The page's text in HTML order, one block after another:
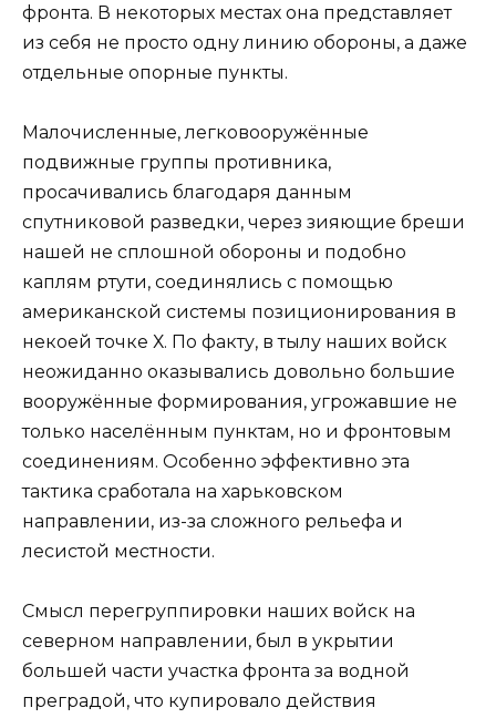
фронта. В некоторых местах она представляет
из себя не просто одну линию обороны, а даже
отдельные опорные пункты.
Малочисленные, легковооружённые
подвижные группы противника,
просачивались благодаря данным
спутниковой разведки, через зияющие бреши
нашей не сплошной обороны и подобно
каплям ртути, соединялись с помощью
американской системы позиционирования в
некоей точке Х. По факту, в тылу наших войск
неожиданно оказывались довольно большие
вооружённые формирования, угрожавшие не
только населённым пунктам, но и фронтовым
соединениям. Особенно эффективно эта
тактика сработала на харьковском
направлении, из-за сложного рельефа и
лесистой местности.
Смысл перегруппировки наших войск на
северном направлении, был в укрытии
большей части участка фронта за водной
преградой, что купировало действия